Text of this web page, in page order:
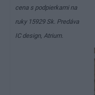
cena s podpierkami na
ruky 15929 Sk. Predáva
IC design, Atrium.